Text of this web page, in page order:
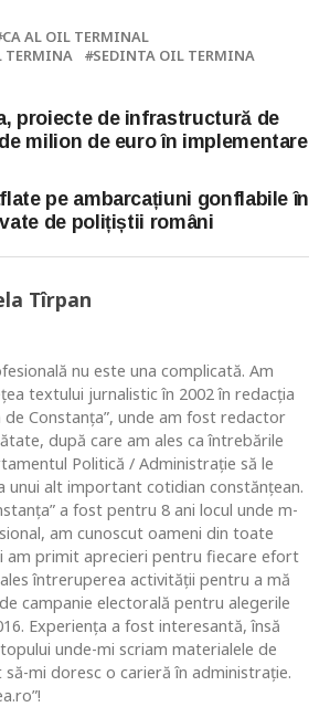
CA AL OIL TERMINAL
TERMINA
SEDINTA OIL TERMINA
proiecte de infrastructură de
milion de euro în implementare
pe ambarcațiuni gonflabile în
de polițiștii români
Tîrpan
nu este una complicată. Am
textului jurnalistic în 2002 în redacția
de Constanța”, unde am fost redactor
după care am ales ca întrebările
Politică / Administrație să le
unui alt important cotidian constănțean.
a fost pentru 8 ani locul unde m-
am cunoscut oameni din toate
am primit aprecieri pentru fiecare efort
întreruperea activității pentru a mă
campanie electorală pentru alegerile
Experiența a fost interesantă, însă
unde-mi scriam materialele de
să-mi doresc o carieră în administrație.